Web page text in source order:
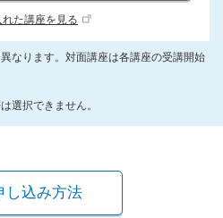
た講座を見る
なります。対面講座は各講座の受講開始
選択できません。
し込み方法